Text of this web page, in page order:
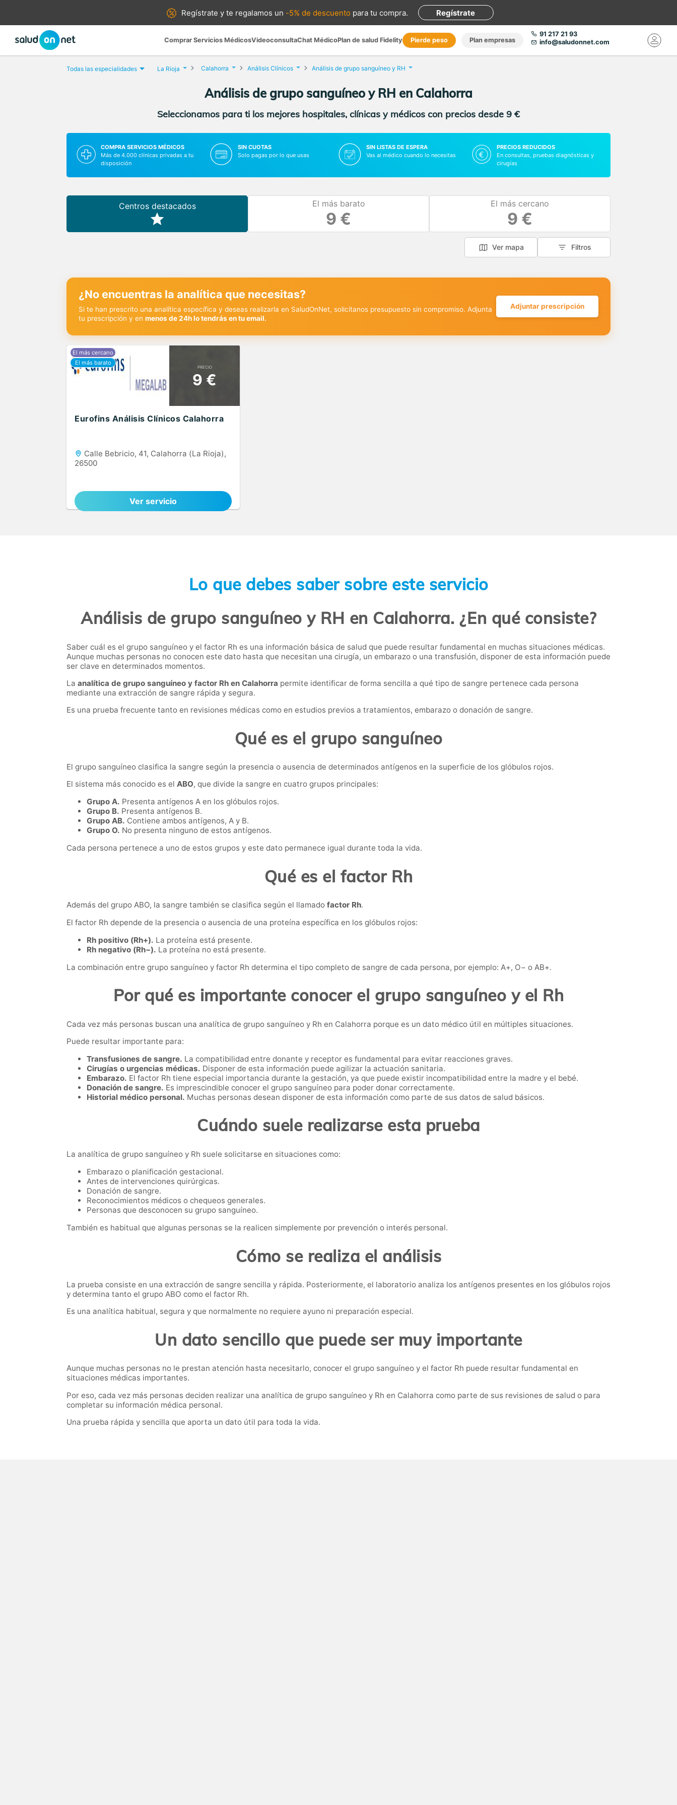
Regístrate yte regalamos un -5% de descuento para tu compra. Regístrate
Comprar Servicios MédicosVideoconsultaChat MédicoPlan de salud Fidelity Pierde peso Plan empresas
91 217 21 93
info@saludonnet.com
Todas las especialidades La Rioja Calahorra Análisis Clínicos Análisis de grupo sanguíneo y RH
Análisis de grupo sanguíneo y RH en Calahorra
Seleccionamos para ti los mejores hospitales, clínicas y médicos con precios desde 9 €
COMPRA SERVICIOS MÉDICOS
Más de 4.000 clínicas privadas a tu
disposición
SIN CUOTAS
Solo pagas por lo que usas
SIN LISTAS DE ESPERA
Vas al médico cuando lo necesitas
PRECIOS REDUCIDOS
En consultas, pruebas diagnósticas y
cirugías
Centros destacados El más barato
9 €
El más cercano
9 €
Ver mapa Filtros
¿No encuentras la analítica que necesitas?
Si te han prescrito una analítica específica y deseas realizarla en SaludOnNet, solicítanos presupuesto sin compromiso. Adjunta
tu prescripción y en menos de 24h lo tendrás en tu email.
Adjuntar prescripción
PRECIO
9 €
Eurofins Análisis Clínicos Calahorra
Calle Bebricio, 41, Calahorra (La Rioja),
26500
Ver servicio
Lo que debes saber sobre este servicio
Análisis de grupo sanguíneo y RH en Calahorra. ¿En qué consiste?
Saber cuál es el grupo sanguíneo y el factor Rh es una información básica de salud que puede resultar fundamental en muchas situaciones médicas.
Aunque muchas personas no conocen este dato hasta que necesitan una cirugía, un embarazo o una transfusión, disponer de esta información puede
ser clave en determinados momentos.
La analítica de grupo sanguíneo y factor Rh en Calahorra permite identificar de forma sencilla a qué tipo de sangre pertenece cada persona
mediante una extracción de sangre rápida y segura.
Es una prueba frecuente tanto en revisiones médicas como en estudios previos a tratamientos, embarazo o donación de sangre.
Qué es el grupo sanguíneo
El grupo sanguíneo clasifica la sangre según la presencia o ausencia de determinados antígenos en la superficie de los glóbulos rojos.
El sistema más conocido es el ABO, que divide la sangre en cuatro grupos principales:
Grupo A. Presenta antígenos A en los glóbulos rojos.
Grupo B. Presenta antígenos B.
Grupo AB. Contiene ambos antígenos, A y B.
Grupo O. No presenta ninguno de estos antígenos.
Cada persona pertenece a uno de estos grupos y este dato permanece igual durante toda la vida.
Qué es el factor Rh
Además del grupo ABO, la sangre también se clasifica según el llamado factor Rh.
El factor Rh depende de la presencia o ausencia de una proteína específica en los glóbulos rojos:
Rh positivo (Rh+). La proteína está presente.
Rh negativo (Rh−). La proteína no está presente.
La combinación entre grupo sanguíneo y factor Rh determina el tipo completo de sangre de cada persona, por ejemplo: A+, O− o AB+.
Por qué es importante conocer el grupo sanguíneo y el Rh
Cada vez más personas buscan una analítica de grupo sanguíneo y Rh en Calahorra porque es un dato médico útil en múltiples situaciones.
Puede resultar importante para:
Transfusiones de sangre. La compatibilidad entre donante y receptor es fundamental para evitar reacciones graves.
Cirugías o urgencias médicas. Disponer de esta información puede agilizar la actuación sanitaria.
Embarazo. El factor Rh tiene especial importancia durante la gestación, ya que puede existir incompatibilidad entre la madre y el bebé.
Donación de sangre. Es imprescindible conocer el grupo sanguíneo para poder donar correctamente.
Historial médico personal. Muchas personas desean disponer de esta información como parte de sus datos de salud básicos.
Cuándo suele realizarse esta prueba
La analítica de grupo sanguíneo y Rh suele solicitarse en situaciones como:
Embarazo o planificación gestacional.
Antes de intervenciones quirúrgicas.
Donación de sangre.
Reconocimientos médicos o chequeos generales.
Personas que desconocen su grupo sanguíneo.
También es habitual que algunas personas se la realicen simplemente por prevención o interés personal.
Cómo se realiza el análisis
La prueba consiste en una extracción de sangre sencilla y rápida. Posteriormente, el laboratorio analiza los antígenos presentes en los glóbulos rojos
y determina tanto el grupo ABO como el factor Rh.
Es una analítica habitual, segura y que normalmente no requiere ayuno ni preparación especial.
Un dato sencillo que puede ser muy importante
Aunque muchas personas no le prestan atención hasta necesitarlo, conocer el grupo sanguíneo y el factor Rh puede resultar fundamental en
situaciones médicas importantes.
Por eso, cada vez más personas deciden realizar una analítica de grupo sanguíneo y Rh en Calahorra como parte de sus revisiones de salud o para
completar su información médica personal.
Una prueba rápida y sencilla que aporta un dato útil para toda la vida.